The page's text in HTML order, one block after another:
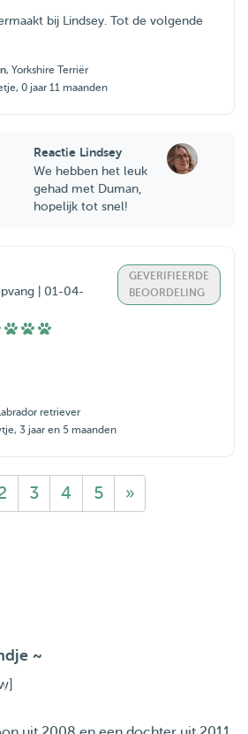
bij Lindsey. Tot de volgende
, Yorkshire Terriër
0 jaar 11 maanden
Reactie Lindsey
We hebben het leuk
gehad met Duman,
hopelijk tot snel!
| 01-04-
GEVERIFIEERDE
BEOORDELING
retriever
3 jaar en 5 maanden
3 4 5 »
~